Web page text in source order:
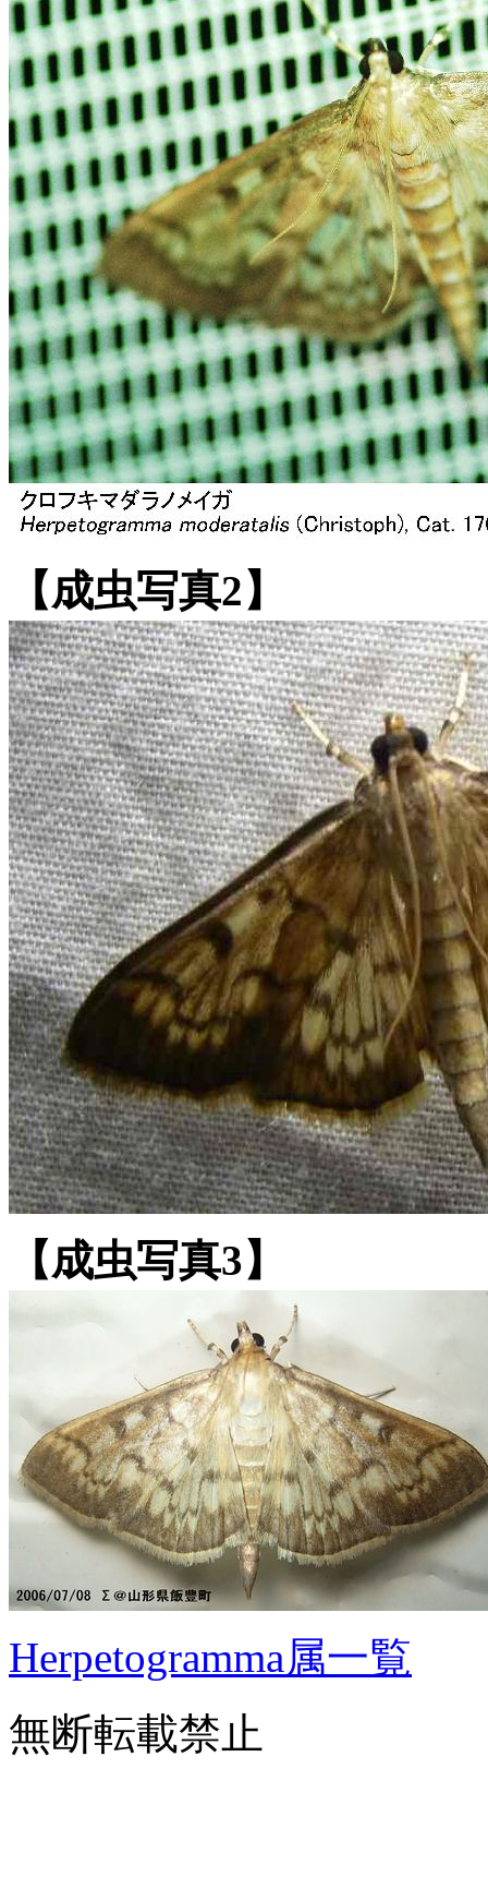
【成虫写真2】
【成虫写真3】
Herpetogramma属一覧
無断転載禁止